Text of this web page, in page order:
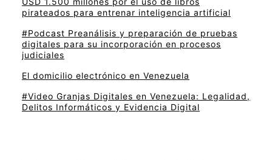
pirateados para entrenar inteligencia artificial
#Podcast Preanálisis y preparación de pruebas
digitales para su incorporación en procesos
judiciales
El domicilio electrónico en Venezuela
#Video Granjas Digitales en Venezuela: Legalidad,
Delitos Informáticos y Evidencia Digital